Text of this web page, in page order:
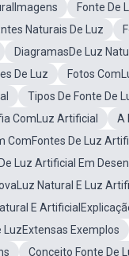
Fonte De
Naturais De Luz
DiagramasDe Luz
De Luz Fotos
Tipos De Fonte De
ComLuz Artificial
A
ComFontes De Luz
Luz Artificial Em
Natural E Luz
E
LuzExtensas Exemplos
Conceito Fonte De